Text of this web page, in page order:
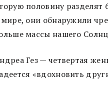
половину разделят
они обнаружили
массы нашего
Гез — четвертая
«вдохновить